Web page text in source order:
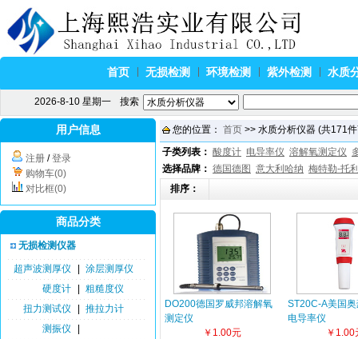
首页 无损检测 环境检测 紫外检测 水质
2026-8-10 星期一 搜索
用户信息
注册 /登录
购物车(0)
对比框(0)
商品分类
无损检测仪器
超声波测厚仪
涂层测厚仪
硬度计
粗糙度仪
扭力测试仪
推拉力计
测振仪
您的位置： 首页 >> 水质分析仪器 (共171
子类列表： 酸度计 电导率仪 溶解氧测定仪
选择品牌： 德国德图 意大利哈纳 梅特勒-托
排序：
DO200德国罗威邦溶解氧
测定仪
￥1.00元
ST20C-A美国
电导率仪
￥1.00